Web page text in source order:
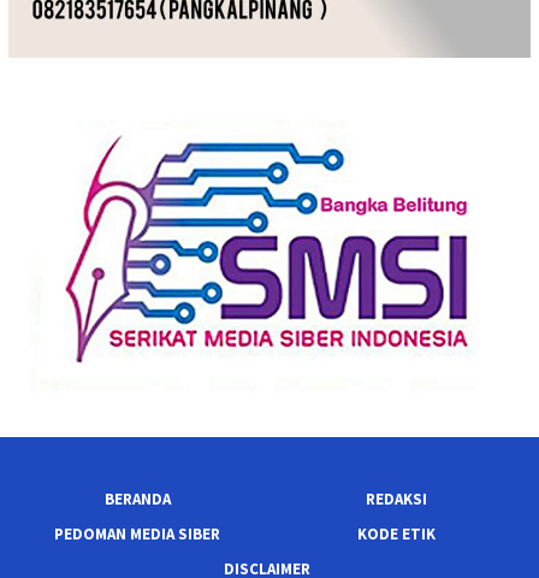
BERANDA
REDAKSI
PEDOMAN MEDIA SIBER
KODE ETIK
DISCLAIMER